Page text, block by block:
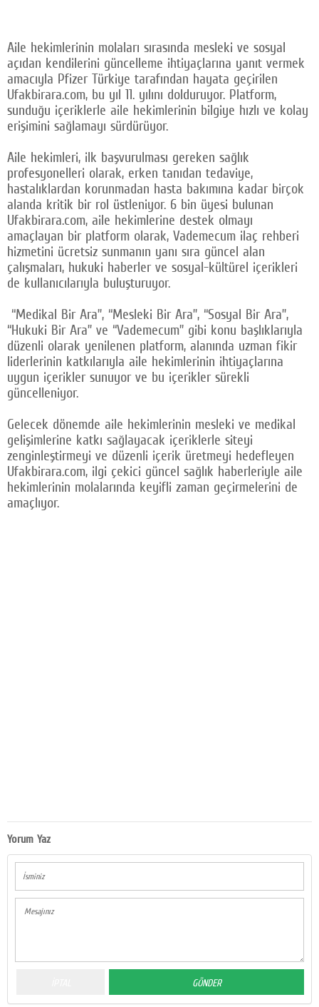
Facebook
Twitter
Google Plus
© 2026 TÜM HAKLARI SAKLIDIR
Aile hekimlerinin molaları sırasında mesleki ve sosyal
açıdan kendilerini güncelleme ihtiyaçlarına yanıt vermek
amacıyla Pfizer Türkiye tarafından hayata geçirilen
Ufakbirara.com, bu yıl 11. yılını dolduruyor. Platform,
sunduğu içeriklerle aile hekimlerinin bilgiye hızlı ve kolay
erişimini sağlamayı sürdürüyor.
Aile hekimleri, ilk başvurulması gereken sağlık
profesyonelleri olarak, erken tanıdan tedaviye,
hastalıklardan korunmadan hasta bakımına kadar birçok
alanda kritik bir rol üstleniyor. 6 bin üyesi bulunan
Ufakbirara.com, aile hekimlerine destek olmayı
amaçlayan bir platform olarak, Vademecum ilaç rehberi
hizmetini ücretsiz sunmanın yanı sıra güncel alan
çalışmaları, hukuki haberler ve sosyal-kültürel içerikleri
de kullanıcılarıyla buluşturuyor.
“Medikal Bir Ara”, “Mesleki Bir Ara”, “Sosyal Bir Ara”,
“Hukuki Bir Ara” ve “Vademecum” gibi konu başlıklarıyla
düzenli olarak yenilenen platform, alanında uzman fikir
liderlerinin katkılarıyla aile hekimlerinin ihtiyaçlarına
uygun içerikler sunuyor ve bu içerikler sürekli
güncelleniyor.
Gelecek dönemde aile hekimlerinin mesleki ve medikal
gelişimlerine katkı sağlayacak içeriklerle siteyi
zenginleştirmeyi ve düzenli içerik üretmeyi hedefleyen
Ufakbirara.com, ilgi çekici güncel sağlık haberleriyle aile
hekimlerinin molalarında keyifli zaman geçirmelerini de
amaçlıyor.
Yorum Yaz